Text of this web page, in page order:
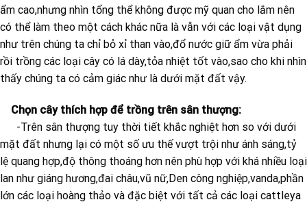
ẩm cao,nhưng nhìn tổng thể không được mỹ quan cho lắm nên
có thể làm theo một cách khác nữa là vẫn với các loại vật dụng
như trên chúng ta chỉ bỏ xỉ than vào,đổ nước giữ ẩm vừa phải
rồi trồng các loại cây có lá dày,tỏa nhiệt tốt vào,sao cho khi nhìn
thấy chúng ta có cảm giác như là dưới mặt đất vậy.
Chọn cây thích hợp để trồng trên sân thượng:
-Trên sân thượng tuy thời tiết khắc nghiệt hơn so với dưới
mặt đất nhưng lại có một số ưu thế vượt trội như ánh sáng,tỷ
lệ quang hợp,độ thông thoáng hơn nên phù hợp với khá nhiều loại
lan như giáng hương,đai châu,vũ nữ,Den công nghiệp,vanda,phần
lớn các loại hoàng thảo và đặc biệt với tất cả các loại cattleya